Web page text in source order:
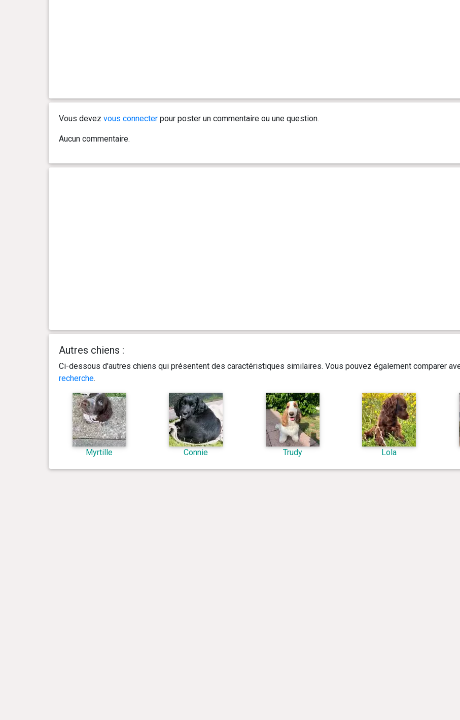
Vous devez vous connecterpour poster un commentaire ou une question.
Aucun commentaire.
Autres chiens :
Ci-dessous d'autres chiens qui présentent des caractéristiques similaires. Vous pouvez également comparer
recherche.
Myrtille Connie Trudy Lola